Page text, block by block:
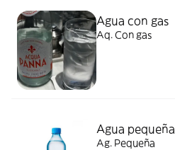
Agua con gas
Aq. Con gas
Agua pequeña
Ag. Pequeña